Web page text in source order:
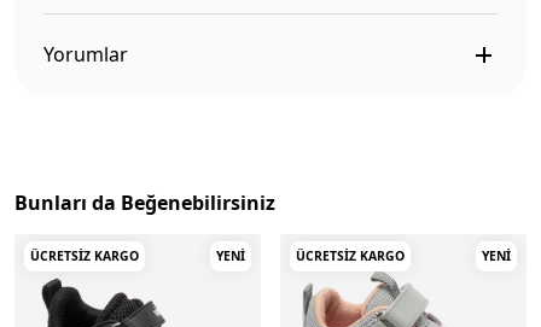
Yorumlar
Bunları da Beğenebilirsiniz
ÜCRETSIZ KARGO YENI ÜCRETSIZ KARGO YENI